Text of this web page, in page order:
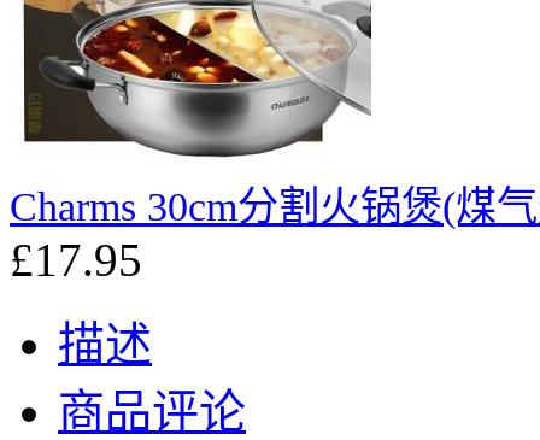
Charms 30cm分割火锅煲(煤
£17.95
描述
商品评论